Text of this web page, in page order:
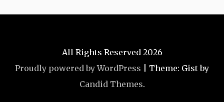
All Rights Reserved 2026
Proudly powered by WordPress
Theme: Gist by
Candid Themes.